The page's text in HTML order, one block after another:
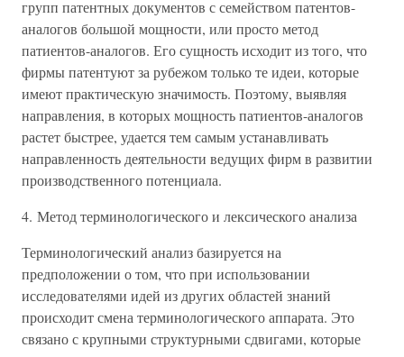
групп патентных документов с семейством патентов-
аналогов большой мощности, или просто метод
патиентов-аналогов. Его сущность исходит из того, что
фирмы патентуют за рубежом только те идеи, которые
имеют практическую значимость. Поэтому, выявляя
направления, в которых мощность патиентов-аналогов
растет быстрее, удается тем самым устанавливать
направленность деятельности ведущих фирм в развитии
производственного потенциала.
4. Метод терминологического и лексического анализа
Терминологический анализ базируется на
предположении о том, что при использовании
исследователями идей из других областей знаний
происходит смена терминологического аппарата. Это
связано с крупными структурными сдвигами, которые